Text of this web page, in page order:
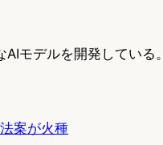
モデルを開発している。
案が火種